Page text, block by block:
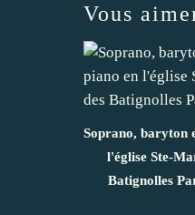
Vous
Soprano, baryton
l'église Ste-
Batignolles